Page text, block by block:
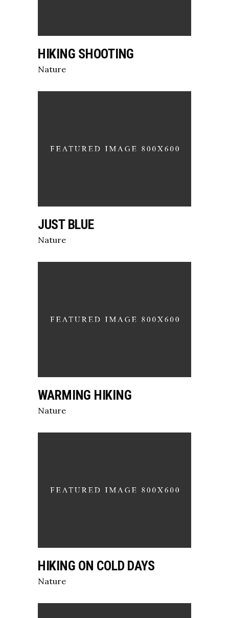
HIKING SHOOTING
Nature
JUST BLUE
Nature
WARMING HIKING
Nature
HIKING ON COLD DAYS
Nature